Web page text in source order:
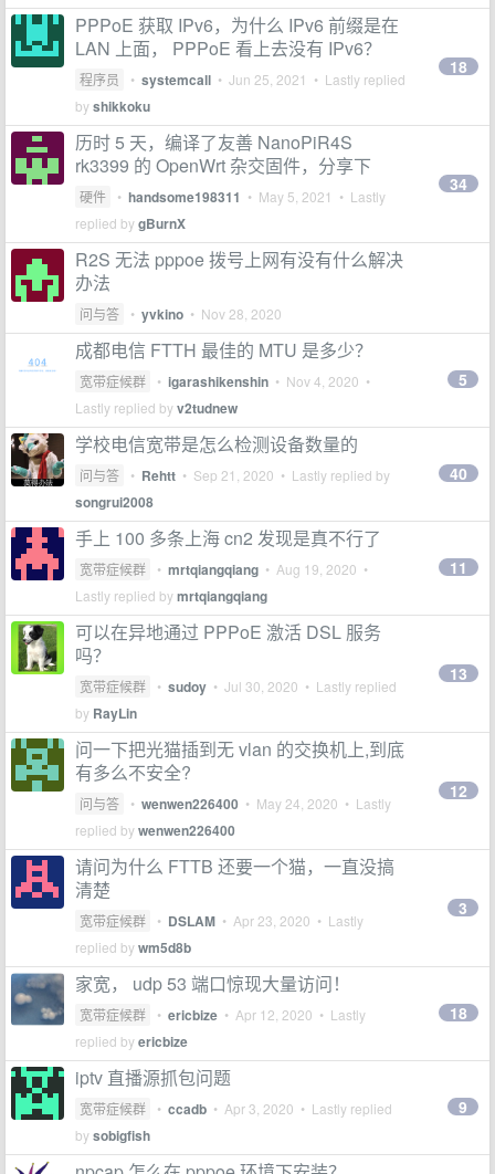
PPPoE 获取 IPv6，为什么 IPv6 前缀是在
LAN 上面， PPPoE 看上去没有 IPv6？
程序员 • systemcall • Jun 25, 2021 • Lastly replied
byshikkoku
18
历时 5 天，编译了友善 NanoPiR4S
rk3399 的 OpenWrt 杂交固件，分享下
硬件 • handsome198311 • May 5, 2021 • Lastly
replied bygBurnX
34
R2S 无法 pppoe 拨号上网有没有什么解决
办法
问与答 • yvkino • Nov 28, 2020
成都电信 FTTH 最佳的 MTU 是多少？
宽带症候群 • igarashikenshin • Nov 4, 2020 •
Lastly replied byv2tudnew
5
学校电信宽带是怎么检测设备数量的
问与答 • Rehtt • Sep 21, 2020 • Lastly replied by
songrui2008
40
手上 100 多条上海 cn2 发现是真不行了
宽带症候群 • mrtqiangqiang • Aug 19, 2020 •
Lastly replied bymrtqiangqiang
11
可以在异地通过 PPPoE 激活 DSL 服务
吗？
宽带症候群 • sudoy • Jul 30, 2020 • Lastly replied
by RayLin
13
问一下把光猫插到无 vlan 的交换机上,到底
有多么不安全?
问与答 • wenwen226400 • May 24, 2020 • Lastly
replied bywenwen226400
12
请问为什么 FTTB 还要一个猫，一直没搞
清楚
宽带症候群 • DSLAM • Apr 23, 2020 • Lastly
replied bywm5d8b
3
家宽， udp 53 端口惊现大量访问！
宽带症候群 • ericbize • Apr 12, 2020 • Lastly
replied byericbize
18
iptv 直播源抓包问题
宽带症候群 • ccadb • Apr 3, 2020 • Lastly replied
bysobigfish
9